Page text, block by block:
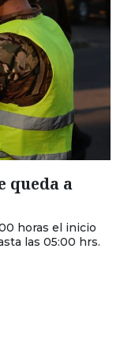
queda a
horas el inicio
las 05:00 hrs.